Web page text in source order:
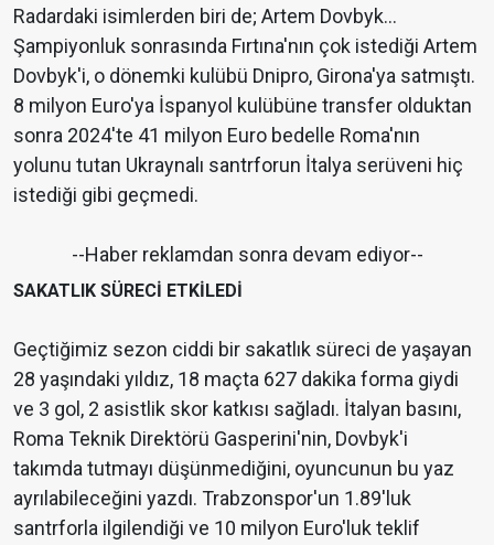
Radardaki isimlerden biri de; Artem Dovbyk...
Şampiyonluk sonrasında Fırtına'nın çok istediği Artem
Dovbyk'i, o dönemki kulübü Dnipro, Girona'ya satmıştı.
8 milyon Euro'ya İspanyol kulübüne transfer olduktan
sonra 2024'te 41 milyon Euro bedelle Roma'nın
yolunu tutan Ukraynalı santrforun İtalya serüveni hiç
istediği gibi geçmedi.
--Haber reklamdan sonra devam ediyor--
SAKATLIK SÜRECİ ETKİLEDİ
Geçtiğimiz sezon ciddi bir sakatlık süreci de yaşayan
28 yaşındaki yıldız, 18 maçta 627 dakika forma giydi
ve 3 gol, 2 asistlik skor katkısı sağladı. İtalyan basını,
Roma Teknik Direktörü Gasperini'nin, Dovbyk'i
takımda tutmayı düşünmediğini, oyuncunun bu yaz
ayrılabileceğini yazdı. Trabzonspor'un 1.89'luk
santrforla ilgilendiği ve 10 milyon Euro'luk teklif